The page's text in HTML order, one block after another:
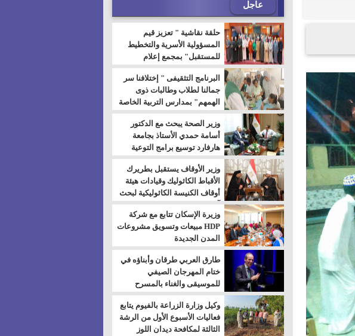
عاجل
حلقة نقاشية " تعزيز قيم
المسؤولية الأسرية والتخطيط
للمستقبل" بمجمع إعلام
السويس
البرنامج التثقيفى " إختلافنا سر
جمالنا لطلاب وطالبات ذوى
الهمهم" بمدارس التربية الخاصة
بالسويس
وزير الصحة يبحث مع الدكتور
أسامة حمدي الأستاذ بجامعة
هارفارد توسيع برامج التوعية
بمرض السكري
وزير الأوقاف يستقبل بطريرك
الأقباط الكاثوليك وقيادات هيئة
أوقاف الكنيسة الكاثوليكية لبحث
آفاق التعاون المشترك
وزيرة الإسكان تتابع مع شركة
HDP مبيعات وتسويق مشروعات
المدن الجديدة
طارق العربي طرقان وأبناؤه في
ختام المهرجان الصيفي
للموسيقى والغناء بالمسرح
المكشوف
وكيل وزارة الزراعة بالفيوم يتابع
فعاليات الأسبوع الأول من الرشة
الثالثة لمكافحة ديدان اللوز